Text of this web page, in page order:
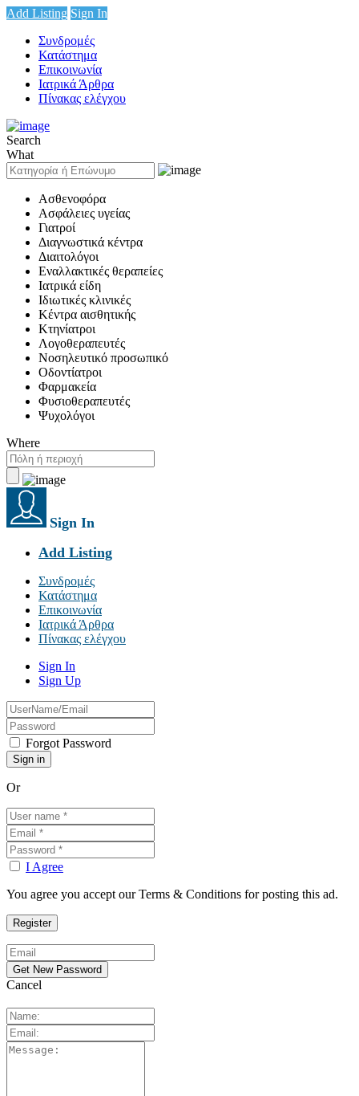
Add Listing Sign In
Συνδρομές
Κατάστημα
Επικοινωνία
Ιατρικά Άρθρα
Πίνακας ελέγχου
Search
What
Ασθενοφόρα
Ασφάλειες υγείας
Γιατροί
Διαγνωστικά κέντρα
Διαιτολόγοι
Εναλλακτικές θεραπείες
Ιατρικά είδη
Ιδιωτικές κλινικές
Κέντρα αισθητικής
Κτηνίατροι
Λογοθεραπευτές
Νοσηλευτικό προσωπικό
Οδοντίατροι
Φαρμακεία
Φυσιοθεραπευτές
Ψυχολόγοι
Where
Sign In
Add Listing
Συνδρομές
Κατάστημα
Επικοινωνία
Ιατρικά Άρθρα
Πίνακας ελέγχου
Sign In
Sign Up
Forgot Password
Or
I Agree
You agree you accept our Terms & Conditions for posting this ad.
Cancel